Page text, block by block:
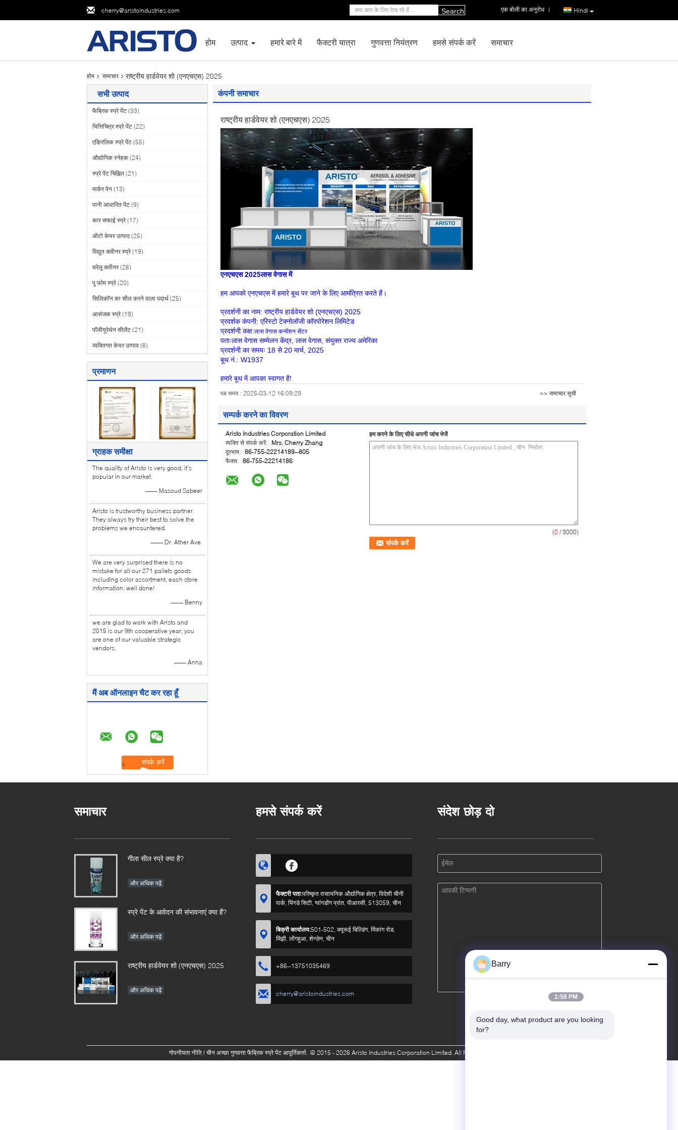
cherry@aristoindustries.com Hindi
एक बोली का अनुरोध |
Search
होम उत्पाद हमारे बारे में फैक्टरी यात्रा गुणवत्ता नियंत्रण हमसे संपर्क करें समाचार
होम समाचार राष्ट्रीय हार्डवेयर शो (एनएचएस) 2025
सभी उत्पाद
फैब्रिक स्प्रे पेंट (33)
भित्तिचित्र स्प्रे पेंट (22)
एक्रिलिक स्प्रे पेंट (55)
औद्योगिक स्नेहक (24)
स्प्रे पेंट चिह्नित (21)
मार्कर पेन (13)
पानी आधारित पेंट (9)
कार सफाई स्प्रे (17)
ऑटो केयर उत्पाद (25)
विद्युत क्लीनर स्प्रे (19)
घरेलू क्लीनर (28)
पु फोम स्प्रे (20)
सिलिकॉन का सील करने वाला पदार्थ (25)
आसंजक स्प्रे (19)
पॉलीयुरेथेन सीलेंट (21)
व्यक्तिगत केयर उत्पाद (8)
प्रमाणन
ग्राहक समीक्षा
The quality of Aristo is very good, it's
popular in our market.
—— Masoud Sabeer
Aristo is trustworthy business partner.
They always try their best to solve the
problems we encountered.
—— Dr. Ather Ave.
We are very surprised there is no
mistake for all our 271 pallets goods
including color assortment, each store
information, well done!
—— Benny
we are glad to work with Aristo and
2015 is our 9th cooperative year, you
are one of our valuable strategic
vendors.
—— Anna
मैं अब ऑनलाइन चैट कर रहा हूँ
कंपनी समाचार
राष्ट्रीय हार्डवेयर शो (एनएचएस) 2025
एनएचएस 2025लास वेगास में
हम आपको एनएचएस में हमारे बूथ पर जाने के लिए आमंत्रित करते हैं।
प्रदर्शनी का नाम: राष्ट्रीय हार्डवेयर शो (एनएचएस) 2025
प्रदर्शक कंपनी: एरिस्टो टेक्नोलॉजी कॉरपोरेशन लिमिटेड
प्रदर्शनी कक्ष:लास वेगास कन्वेंशन सेंटर
पताःलास वेगास सम्मेलन केंद्र, लास वेगास, संयुक्त राज्य अमेरिका
प्रदर्शनी का समयः 18 से 20 मार्च, 2025
बूथ नं.: W1937
हमारे बूथ में आपका स्वागत है!
पब समय : 2025-03-12 16:09:29 >> समाचार सूची
सम्पर्क करने का विवरण
Aristo Industries Corporation Limited
व्यक्ति से संपर्क करें:
Mrs. Cherry Zhang
दूरभाष: 86-755-22214189--805
फैक्स: 86-755-22214186
हम करने के लिए सीधे अपनी जांच भेजें
(0 / 3000)
समाचार
गीला सील स्प्रे क्या है?
और अधिक पढ़ें
स्प्रे पेंट के आवेदन की संभावनाएं क्या हैं?
और अधिक पढ़ें
राष्ट्रीय हार्डवेयर शो (एनएचएस) 2025
और अधिक पढ़ें
हमसे संपर्क करें
फैक्टरी पता:परिष्कृत रासायनिक औद्योगिक क्षेत्र, विदेशी चीनी
पार्क, यिंगडे सिटी, ग्वांगडोंग प्रांत, पीआरसी, 513059, चीन
बिक्री कार्यालय:501-502, क्यूरूई बिल्डिंग, मिंकांग रोड,
मिंझी, लोंगहुआ, शेन्ज़ेन, चीन
+86--13751035469
cherry@aristoindustries.com
संदेश छोड़ दो
गोपनीयता नीति| चीन अच्छा गुणवत्ता फैब्रिक स्प्रे पेंट आपूर्तिकर्ता. © 2015 - 2026 Aristo Industries Corporation Limited. All Rights Reserved.
Barry
1:58 PM
Good day, what product are you looking
for?